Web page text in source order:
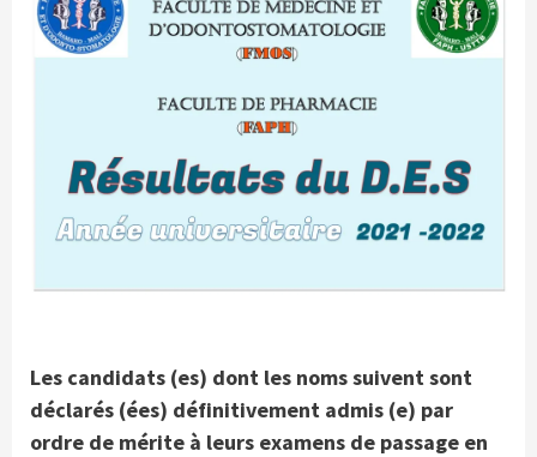
Les candidats (es) dont les noms suivent sont
déclarés (ées) définitivement admis (e) par
ordre de mérite à leurs examens de passage en